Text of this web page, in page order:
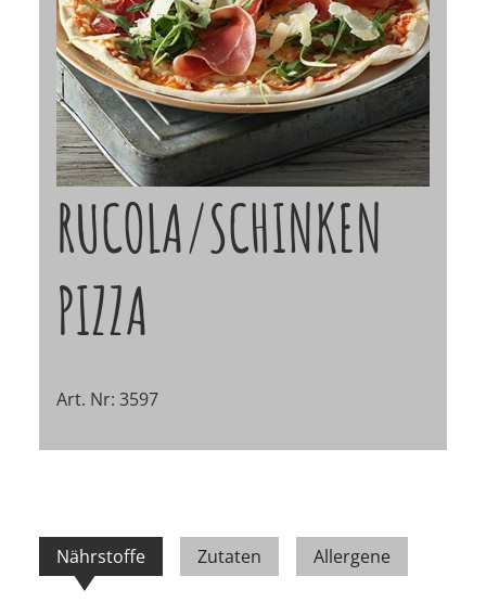
RUCOLA/SCHINKEN
PIZZA
Art. Nr: 3597
Nährstoffe Zutaten Allergene